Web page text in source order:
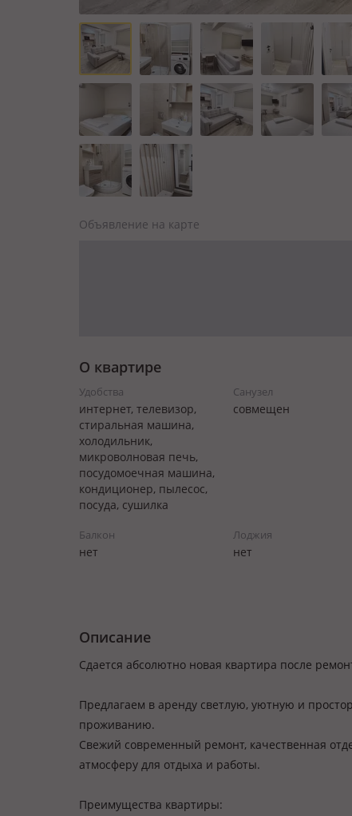
Объявление на карте
О квартире
Удобства
интернет, телевизор,
стиральная машина,
холодильник,
микроволновая печь,
посудомоечная машина,
кондиционер, пылесос,
посуда, сушилка
Санузел
совмещен
Балкон
нет
Лоджия
нет
Описание
Сдается абсолютно новая квартира после
Предлагаем в аренду светлую, уютную и
проживанию.
Свежий современный ремонт, качественная
атмосферу для отдыха и работы.
Преимущества квартиры: